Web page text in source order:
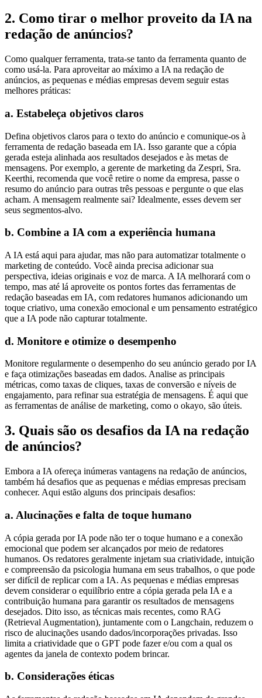
2. Como tirar o melhor proveito da IA na
redação de anúncios?
Como qualquer ferramenta, trata-se tanto da ferramenta quanto de
como usá-la. Para aproveitar ao máximo a IA na redação de
anúncios, as pequenas e médias empresas devem seguir estas
melhores práticas:
a. Estabeleça objetivos claros
Defina objetivos claros para o texto do anúncio e comunique-os à
ferramenta de redação baseada em IA. Isso garante que a cópia
gerada esteja alinhada aos resultados desejados e às metas de
mensagens. Por exemplo, a gerente de marketing da Zespri, Sra.
Keerthi, recomenda que você retire o nome da empresa, passe o
resumo do anúncio para outras três pessoas e pergunte o que elas
acham. A mensagem realmente sai? Idealmente, esses devem ser
seus segmentos-alvo.
b. Combine a IA com a experiência humana
A IA está aqui para ajudar, mas não para automatizar totalmente o
marketing de conteúdo. Você ainda precisa adicionar sua
perspectiva, ideias originais e voz de marca. A IA melhorará com o
tempo, mas até lá aproveite os pontos fortes das ferramentas de
redação baseadas em IA, com redatores humanos adicionando um
toque criativo, uma conexão emocional e um pensamento estratégico
que a IA pode não capturar totalmente.
d. Monitore e otimize o desempenho
Monitore regularmente o desempenho do seu anúncio gerado por IA
e faça otimizações baseadas em dados. Analise as principais
métricas, como taxas de cliques, taxas de conversão e níveis de
engajamento, para refinar sua estratégia de mensagens. É aqui que
as ferramentas de análise de marketing, como o okayo, são úteis.
3. Quais são os desafios da IA na redação
de anúncios?
Embora a IA ofereça inúmeras vantagens na redação de anúncios,
também há desafios que as pequenas e médias empresas precisam
conhecer. Aqui estão alguns dos principais desafios:
a. Alucinações e falta de toque humano
A cópia gerada por IA pode não ter o toque humano e a conexão
emocional que podem ser alcançados por meio de redatores
humanos. Os redatores geralmente injetam sua criatividade, intuição
e compreensão da psicologia humana em seus trabalhos, o que pode
ser difícil de replicar com a IA. As pequenas e médias empresas
devem considerar o equilíbrio entre a cópia gerada pela IA e a
contribuição humana para garantir os resultados de mensagens
desejados. Dito isso, as técnicas mais recentes, como RAG
(Retrieval Augmentation), juntamente com o Langchain, reduzem o
risco de alucinações usando dados/incorporações privadas. Isso
limita a criatividade que o GPT pode fazer e/ou com a qual os
agentes da janela de contexto podem brincar.
b. Considerações éticas